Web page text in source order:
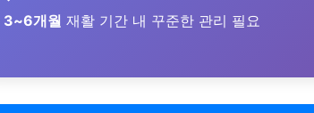
3~6개월 재활 기간 내 꾸준한 관리 필요